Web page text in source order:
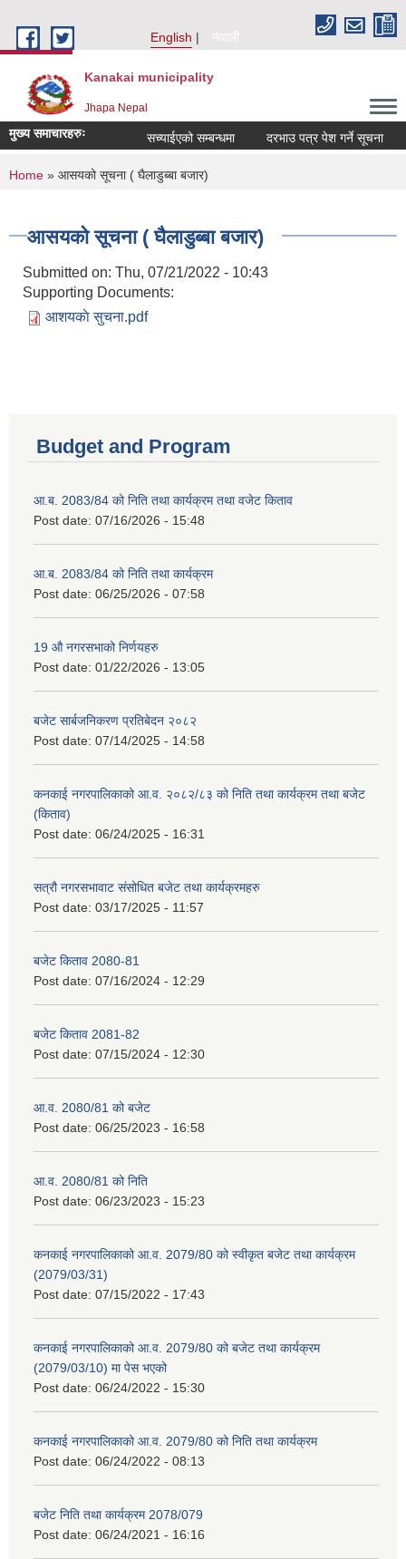
English
नेपाली
Kanakai municipality
Jhapa Nepal
मुख्य समाचारहरुः सच्याईएको सम्बन्धमा दरभाउ पत्र पेश गर्ने सूचना
You are here
Home » आसयको सूचना ( घैलाडुब्बा बजार)
आसयको सूचना ( घैलाडुब्बा बजार)
Submitted on: Thu, 07/21/2022 - 10:43
Supporting Documents:
आशयकाे सुचना.pdf
Budget and Program
आ.ब. 2083/84 को निति तथा कार्यक्रम तथा वजेट किताव
Post date: 07/16/2026 - 15:48
आ.ब. 2083/84 को निति तथा कार्यक्रम
Post date: 06/25/2026 - 07:58
19 औ नगरसभाको निर्णयहरु
Post date: 01/22/2026 - 13:05
बजेट सार्बजनिकरण प्रतिबेदन २०८२
Post date: 07/14/2025 - 14:58
कनकाई नगरपालिकाको आ.व. २०८२/८३ को निति तथा कार्यक्रम तथा बजेट
(किताव)
Post date: 06/24/2025 - 16:31
सत्रौ नगरसभावाट संसोधित बजेट तथा कार्यक्रमहरु
Post date: 03/17/2025 - 11:57
बजेट किताव 2080-81
Post date: 07/16/2024 - 12:29
बजेट किताव 2081-82
Post date: 07/15/2024 - 12:30
आ.व. 2080/81 को बजेट
Post date: 06/25/2023 - 16:58
आ.व. 2080/81 को निति
Post date: 06/23/2023 - 15:23
कनकाई नगरपालिकाको आ.व. 2079/80 को स्वीकृत बजेट तथा कार्यक्रम
(2079/03/31)
Post date: 07/15/2022 - 17:43
कनकाई नगरपालिकाको आ.व. 2079/80 को बजेट तथा कार्यक्रम
(2079/03/10) मा पेस भएको
Post date: 06/24/2022 - 15:30
कनकाई नगरपालिकाको आ.व. 2079/80 को निति तथा कार्यक्रम
Post date: 06/24/2022 - 08:13
बजेट निति तथा कार्यक्रम 2078/079
Post date: 06/24/2021 - 16:16